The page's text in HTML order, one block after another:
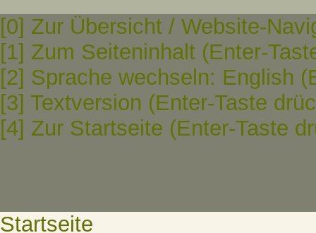
[0] Zur Übersicht / Website-
[1] Zum Seiteninhalt (Enter-
[2] Sprache wechseln: English
[3] Textversion (Enter-Taste
[4] Zur Startseite (Enter-Taste
Startseite